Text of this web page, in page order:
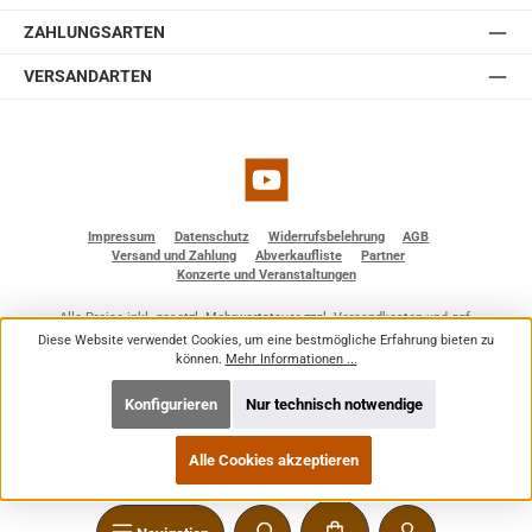
ZAHLUNGSARTEN
VERSANDARTEN
YouTube
Impressum Datenschutz Widerrufsbelehrung
AGB
Versand und Zahlung
Abverkaufliste
Partner
Konzerte und Veranstaltungen
Alle Preise inkl. gesetzl. Mehrwertsteuer zzgl.Versandkostenund ggf.
Nachnahmegebühren, wenn nicht anders angegeben.
© 2026 BF - Dienstleistungen - Alle Rechte vorbehalten. Theme by
Diese Website verwendet Cookies, um eine bestmögliche Erfahrung bieten zu
können. Mehr Informationen ...
Nur technisch notwendige
Konfigurieren
Alle Cookies akzeptieren